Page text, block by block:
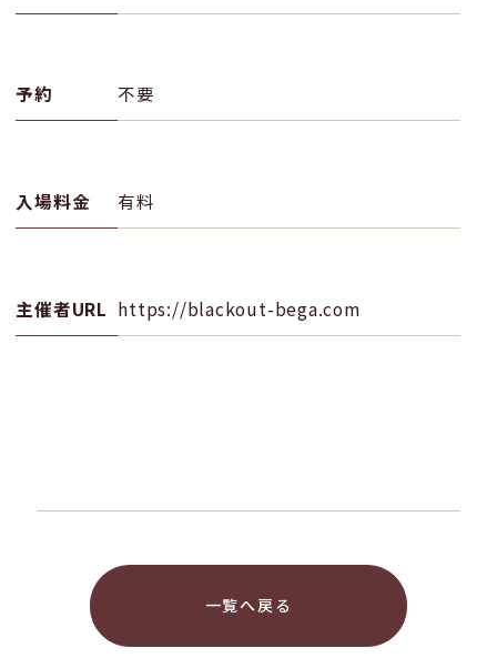
予約 不要
入場料金 有料
主催者URL https://blackout-bega.com
一覧へ戻る